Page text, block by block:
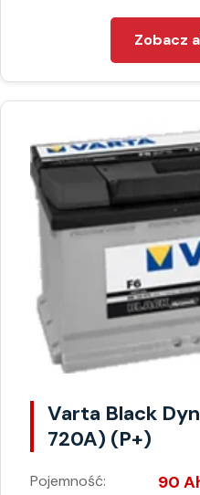
Zobacz
Varta Black
720A) (P+)
Pojemność: 90